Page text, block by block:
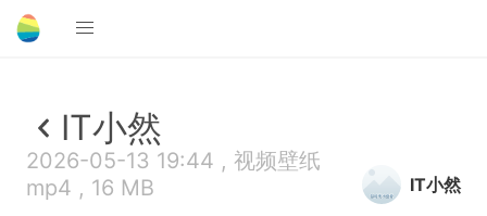
IT小然
2026-05-13 19:44 , 视频壁纸
mp4 , 16 MB
IT小然